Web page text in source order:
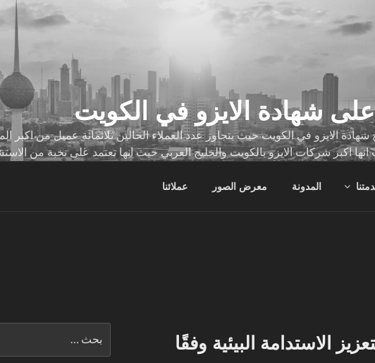
شهادة الايزو في الكويت
الايزو في الكويت حيث يتجاوز عدد العملاء الحالين ثلاثمائة عميل من
انها اكبر شركات الايزو بالكويت والخليج العربي حيث انها تعتمد على نخبة من
المدونة معرض الصور عملائنا
الاستدامة البيئية وفقًا
عن: